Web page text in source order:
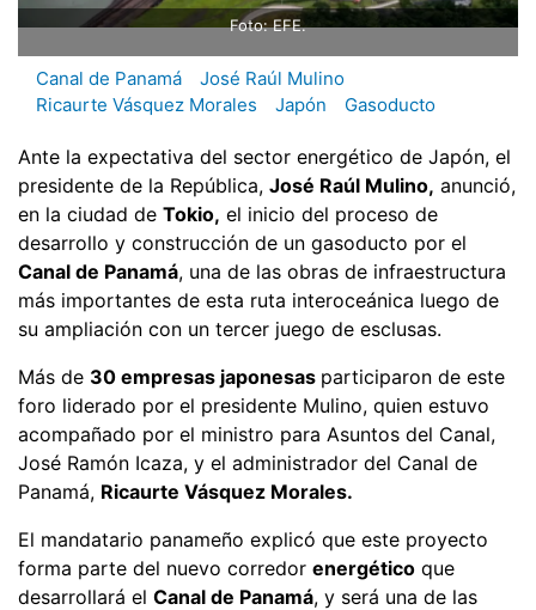
Foto: EFE.
Canal de Panamá
José Raúl Mulino
Ricaurte Vásquez Morales
Japón Gasoducto
Ante la expectativa del sector energético de Japón, el
presidente de la República, José Raúl Mulino, anunció,
en la ciudad de Tokio, el inicio del proceso de
desarrollo y construcción de un gasoducto por el
Canal de Panamá, una de las obras de infraestructura
más importantes de esta ruta interoceánica luego de
su ampliación con un tercer juego de esclusas.
Más de 30 empresas japonesas participaron de este
foro liderado por el presidente Mulino, quien estuvo
acompañado por el ministro para Asuntos del Canal,
José Ramón Icaza, y el administrador del Canal de
Panamá, Ricaurte Vásquez Morales.
El mandatario panameño explicó que este proyecto
forma parte del nuevo corredor energético que
desarrollará el Canal de Panamá, y será una de las